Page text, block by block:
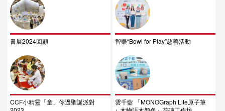
書展2024回顧
CCF小精靈「童」你過聖誕派對
智樂“Bowl for Play”慈善活動
雲千藍 「MONOGraph Lite原子筆